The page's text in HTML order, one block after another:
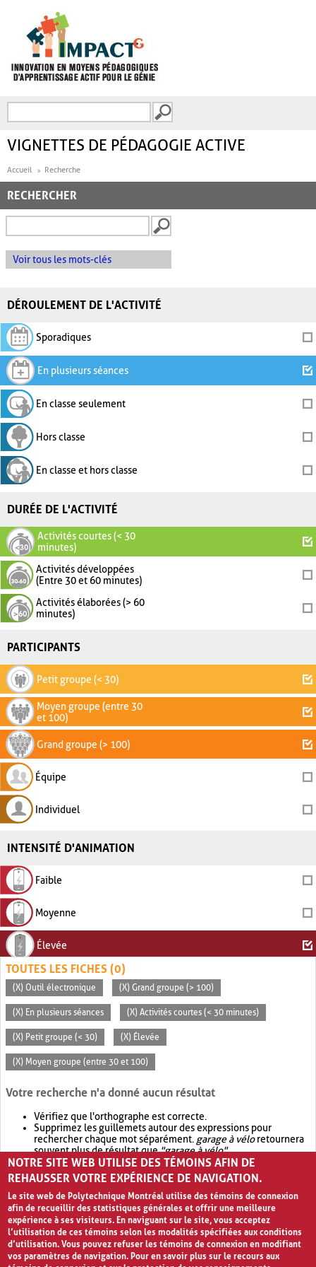
FORMULAIRE DE
VIGNETTES DE PÉDAGOGIE ACTIVE
Accueil Recherche
RECHERCHER
Voir tous les mots-clés
DÉROULEMENT DE L'ACTIVITÉ
Sporadiques
En plusieurs séances
En classe seulement
Hors classe
En classe et hors classe
DURÉE DE L'ACTIVITÉ
Activités courtes (< 30
minutes)
Activités développées
(Entre 30 et 60 minutes)
Activités élaborées (> 60
minutes)
PARTICIPANTS
Petit groupe (< 30)
Moyen groupe (entre 30
et 100)
Grand groupe (> 100)
Équipe
Individuel
INTENSITÉ D'ANIMATION
Faible
Moyenne
Élevée
TOUTES LES FICHES (0)
(X) Outil électronique (X) Grand groupe (> 100)
(X) En plusieurs séances (X) Activités courtes (< 30 minutes)
(X) Petit groupe (< 30) (X) Élevée
(X) Moyen groupe (entre 30 et 100)
Votre recherche n'a donné aucun résultat
Vérifiez que l'orthographe est correcte.
Supprimez les guillemets autour des expressions pour
rechercher chaque mot séparément. garage à véloretournera
souvent plus de résultat que"garage à vélo".
Envisagez d'élargir votre recherche avec OR.garage OR vélo
retournera souvent plus de résultat quegarage à vélo
NOTRE SITE WEB UTILISE DES TÉMOINS AFIN DE
REHAUSSER VOTRE EXPÉRIENCE DE NAVIGATION.
Le site web de Polytechnique Montréal utilise des témoins de connexion
afin de recueillir des statistiques générales et offrir une meilleure
expérience à ses visiteurs. En naviguant sur le site, vous acceptez
l’utilisation de ces témoins selon les modalités spécifiées aux conditions
d’utilisation. Vous pouvez refuser les témoins de connexion en modifiant
vos paramètres de navigation. Pour en savoir plus sur le recours aux